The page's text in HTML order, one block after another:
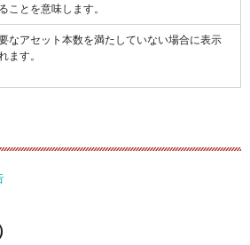
ことを意味します。
なアセット本数を満たしていない場合に表示
ます。